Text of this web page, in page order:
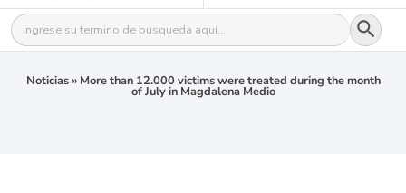
Buscar: Botón
Noticias» More than 12.000 victims were treated during the month
of July in Magdalena Medio